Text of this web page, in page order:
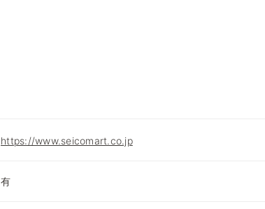
https://www.seicomart.co.jp
有